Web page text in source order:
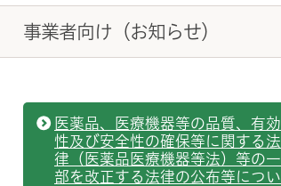
事業者向け（お知らせ）
医薬品、医療機器等の品質、有効
性及び安全性の確保等に関する法
律（医薬品医療機器等法）等の一
部を改正する法律の公布等につい